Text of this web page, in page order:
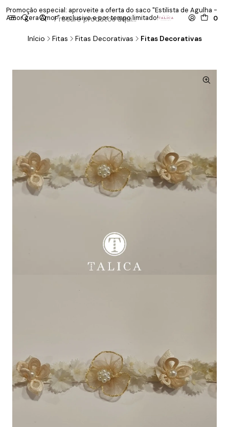
0
Promoção especial: aproveite a oferta do saco "Estilista de Agulha -
Amor gera Amor" exclusivo e por tempo limitado!
Início Fitas Fitas Decorativas Fitas Decorativas